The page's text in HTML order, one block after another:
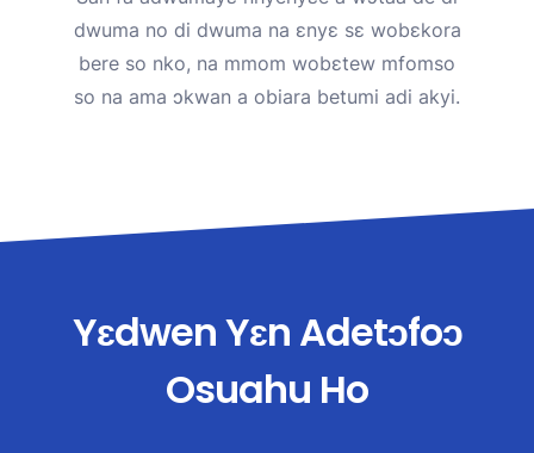
dwuma no di dwuma na ɛnyɛ sɛ wobɛkora
bere so nko, na mmom wobɛtew mfomso
so na ama ɔkwan a obiara betumi adi akyi.
Yɛdwen Yɛn Adetɔfoɔ
Osuahu Ho